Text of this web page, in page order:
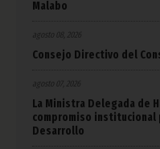
Malabo
Consejo Directivo del
agosto 07, 2026
La Ministra Delegada de
compromiso institucional
Desarrollo